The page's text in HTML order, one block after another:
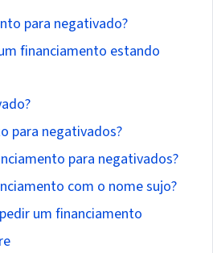
para negativado?
financiamento estando
para negativados?
para negativados?
com o nome sujo?
um financiamento